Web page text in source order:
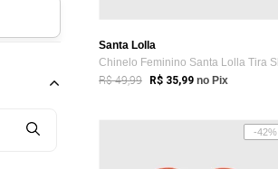
Santa Lolla
R$ 49,99 R$ 35,99 no Pix
-42%